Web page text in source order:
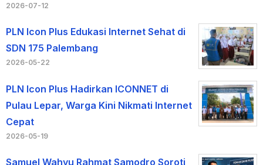
2026-07-12
PLN Icon Plus Edukasi Internet Sehat di
SDN 175 Palembang
2026-05-22
PLN Icon Plus Hadirkan ICONNET di
Pulau Lepar, Warga Kini Nikmati Internet
Cepat
2026-05-19
Samuel Wahyu Rahmat Samodro Soroti